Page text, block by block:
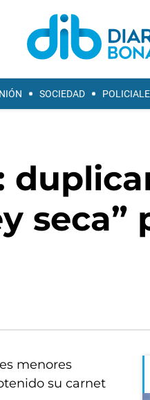
SOCIEDAD
seca”
menores
su carnet